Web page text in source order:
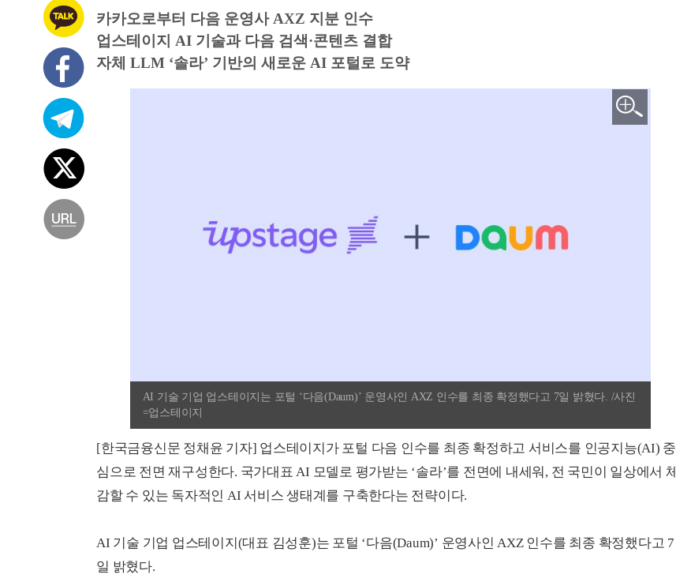
카카오로부터 다음 운영사 AXZ 지분 인수
업스테이지 AI 기술과 다음 검색·콘텐츠 결합
자체 LLM ‘솔라’ 기반의 새로운 AI 포털로 도약
AI 기술 기업 업스테이지는 포털 ‘다음(Daum)’ 운영사인 AXZ 인수를 최종 확정했다고 7일 밝혔다. /사진
=업스테이지
[한국금융신문 정채윤 기자] 업스테이지가 포털 다음 인수를 최종 확정하고 서비스를 인공지능(AI) 중
심으로 전면 재구성한다. 국가대표 AI 모델로 평가받는 ‘솔라’를 전면에 내세워, 전 국민이 일상에서 체
감할 수 있는 독자적인 AI 서비스 생태계를 구축한다는 전략이다.
AI 기술 기업 업스테이지(대표 김성훈)는 포털 ‘다음(Daum)’ 운영사인 AXZ 인수를 최종 확정했다고 7
일 밝혔다.